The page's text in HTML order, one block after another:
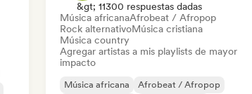
&gt; 11300 respuestas dadas
Música africanaAfrobeat / Afropop
Rock alternativoMúsica cristiana
Música country
Agregar artistas a mis playlists de mayor
impacto
Música africana
Afrobeat / Afropop